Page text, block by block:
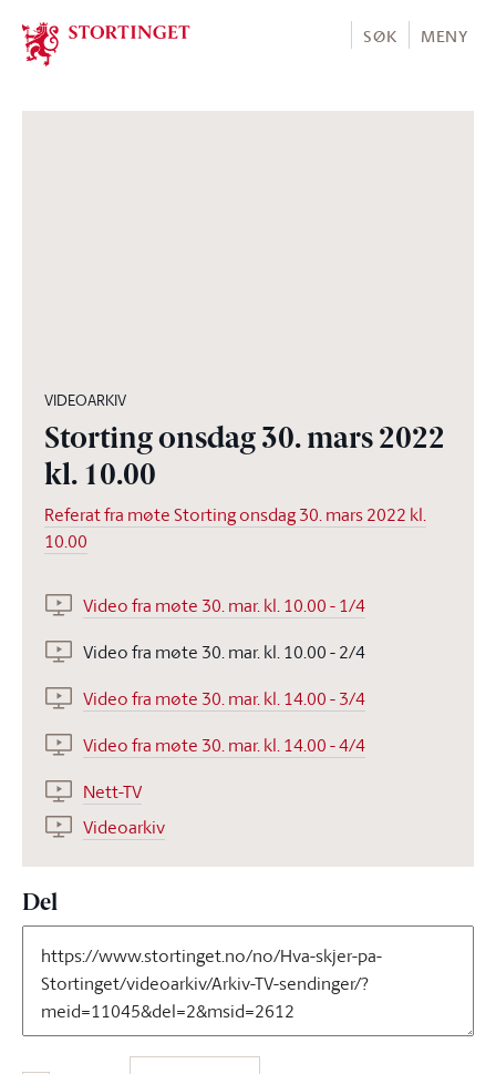
Stortinget.no
SØK MENY
VIDEOARKIV
Storting onsdag 30. mars 2022
kl. 10.00
Referat fra møte Storting onsdag 30. mars 2022 kl.
10.00
Video fra møte 30. mar. kl. 10.00 - 1/4
Video fra møte 30. mar. kl. 10.00 - 2/4
Video fra møte 30. mar. kl. 14.00 - 3/4
Video fra møte 30. mar. kl. 14.00 - 4/4
Nett-TV
Videoarkiv
Del